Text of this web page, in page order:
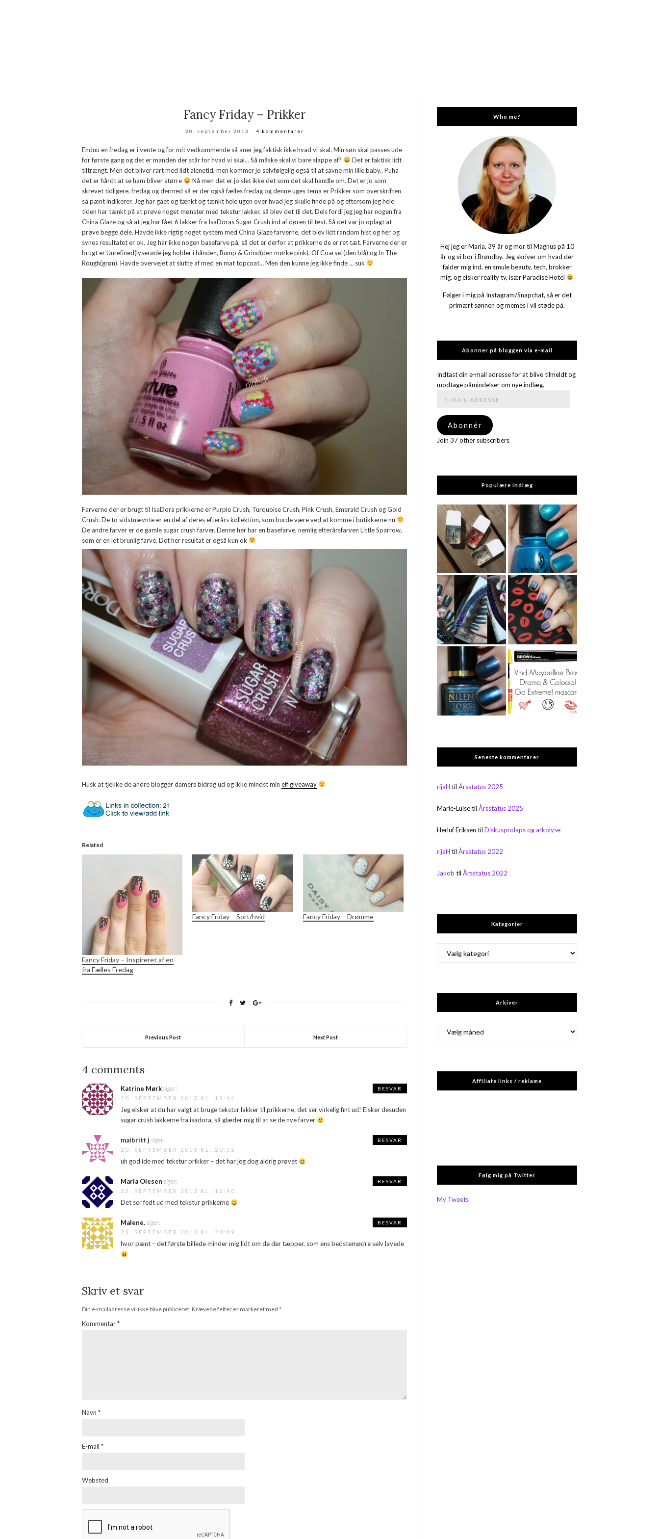
Fancy Friday – Prikker
20. september 2013 4 kommentarer
Endnu en fredag er i vente og for mit vedkommende så aner jeg faktisk ikke hvad vi skal. Min søn skal passes ude
for første gang og det er manden der står for hvad vi skal… Så måske skal vi bare slappe af?
Det er faktisk lidt
tiltrængt. Men det bliver rart med lidt alenetid, men kommer jo selvfølgelig også til at savne min lille baby.. Puha
det er hårdt at se ham bliver større
Nå men det er jo slet ikke det som det skal handle om. Det er jo som
skrevet tidligere, fredag og dermed så er der også fælles fredag og denne uges tema er Prikker som overskriften
så pænt indikerer. Jeg har gået og tænkt og tænkt hele ugen over hvad jeg skulle finde på og eftersom jeg hele
tiden har tænkt på at prøve noget mønster med tekstur lakker, så blev det til det. Dels fordi jeg jeg har nogen fra
China Glaze og så at jeg har fået 6 lakker fra IsaDoras Sugar Crush ind af døren til test. Så det var jo oplagt at
prøve begge dele. Havde ikke rigtig noget system med China Glaze farverne, det blev lidt random hist og her og
synes resultatet er ok. Jeg har ikke nogen basefarve på, så det er derfor at prikkerne de er ret tæt. Farverne der er
brugt er Unrefined(lyserøde jeg holder i hånden, Bump & Grind(den mørke pink), Of Coarse!(den blå) og In The
Rough(grøn). Havde overvejet at slutte af med en mat topcoat… Men den kunne jeg ikke finde … suk
Farverne der er brugt til IsaDora prikkerne er Purple Crush, Turquoise Crush, Pink Crush, Emerald Crush og Gold
Crush. De to sidstnævnte er en del af deres efterårs kollektion, som burde være ved at komme i butikkerne nu
De andre farver er de gamle sugar crush farver. Denne her har en basefarve, nemlig efterårsfarven Little Sparrow,
som er en let brunlig farve. Det her resultat er også kun ok
Husk at tjekke de andre blogger damers bidrag ud og ikke mindst min elf giveaway
Related
Fancy Friday – Inspireret af en
fra Fælles Fredag
Fancy Friday – Sort/hvid Fancy Friday – Drømme
Previous Post Next Post
4 comments
Katrine Mørksiger:
20. SEPTEMBER 2013 KL. 18:44
Jeg elsker at du har valgt at bruge tekstur lakker til prikkerne, det ser virkelig fint ud! Elsker desuden
sugar crush lakkerne fra isadora, så glæder mig til at se de nye farver
BESVAR
maibritt j siger:
20. SEPTEMBER 2013 KL. 20:52
uh god ide med tekstur prikker – det har jeg dog aldrig prøvet
BESVAR
Maria Olesen siger:
22. SEPTEMBER 2013 KL. 12:40
Det ser fedt ud med tekstur prikkerne
BESVAR
Malene.siger:
23. SEPTEMBER 2013 KL. 20:09
hvor pænt – det første billede minder mig lidt om de der tæpper, som ens bedstemødre selv lavede
BESVAR
Skriv et svar
Din e-mailadresse vil ikke blive publiceret. Krævede felter er markeret med *
Kommentar*
Navn *
E-mail *
Websted
Who me?
Hej jeg er Maria, 39 år og mor til Magnus på 10
år og vi bor i Brøndby. Jeg skriver om hvad der
falder mig ind, en smule beauty, tech, brokker
mig, og elsker reality tv, især Paradise Hotel
Følger i mig på Instagram/Snapchat, så er det
primært sønnen og memes i vil støde på.
Abonner på bloggen via e-mail
Indtast din e-mail adresse for at blive tilmeldt og
modtage påmindelser om nye indlæg.
adresse
Abonnér
Join 37 other subscribers
Populære indlæg
Seneste kommentarer
rijaH tilÅrsstatus 2025
Marie-LuisetilÅrsstatus 2025
Herluf Eriksen tilDiskusprolaps og arkolyse
rijaH tilÅrsstatus 2022
Jakob tilÅrsstatus 2022
Kategorier
Arkiver
Affiliate links / reklame
Følg mig på Twitter
My Tweets